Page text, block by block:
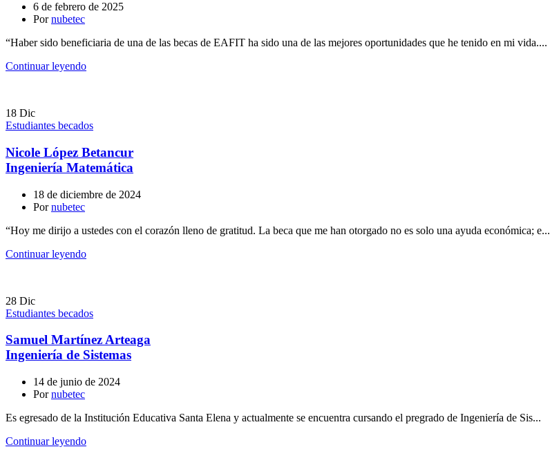
6 de febrero de 2025
Por nubetec
“Haber sido beneficiaria de una de las becas de EAFIT ha sido una de las mejores oportunidades que he tenido en mi vida....
Continuar leyendo
18 Dic
Estudiantes becados
Nicole López Betancur
Ingeniería Matemática
18 de diciembre de 2024
Por nubetec
“Hoy me dirijo a ustedes con el corazón lleno de gratitud. La beca que me han otorgado no es solo una ayuda económica; e...
Continuar leyendo
28 Dic
Estudiantes becados
Samuel Martínez Arteaga
Ingeniería de Sistemas
14 de junio de 2024
Por nubetec
Es egresado de la Institución Educativa Santa Elena y actualmente se encuentra cursando el pregrado de Ingeniería de Sis...
Continuar leyendo